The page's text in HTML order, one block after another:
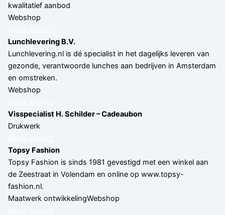
kwalitatief aanbod
Webshop
Lunchlevering B.V.
Lunchlevering.nl is dé specialist in het dagelijks leveren van
gezonde, verantwoorde lunches aan bedrijven in Amsterdam
en omstreken.
Webshop
Visspecialist H. Schilder – Cadeaubon
Drukwerk
Topsy Fashion
Topsy Fashion is sinds 1981 gevestigd met een winkel aan
de Zeestraat in Volendam en online op www.topsy-
fashion.nl.
Maatwerk ontwikkelingWebshop